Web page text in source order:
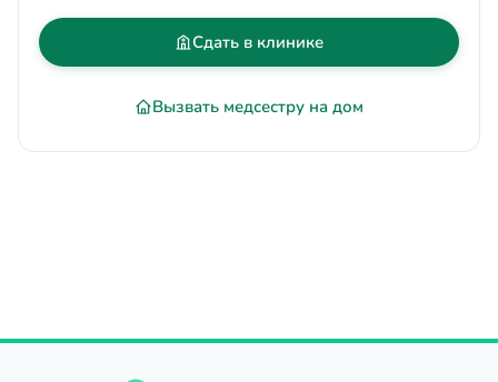
Сдать в клинике
Вызвать медсестру на дом